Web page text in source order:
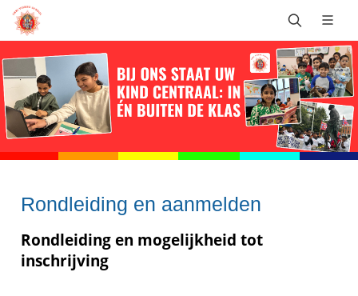
Rondleiding en aanmelden
Rondleiding en mogelijkheid tot
inschrijving